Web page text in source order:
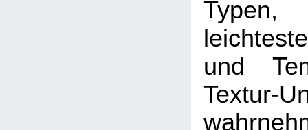
und
Textur-